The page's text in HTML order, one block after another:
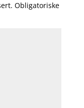
Obligatoriske